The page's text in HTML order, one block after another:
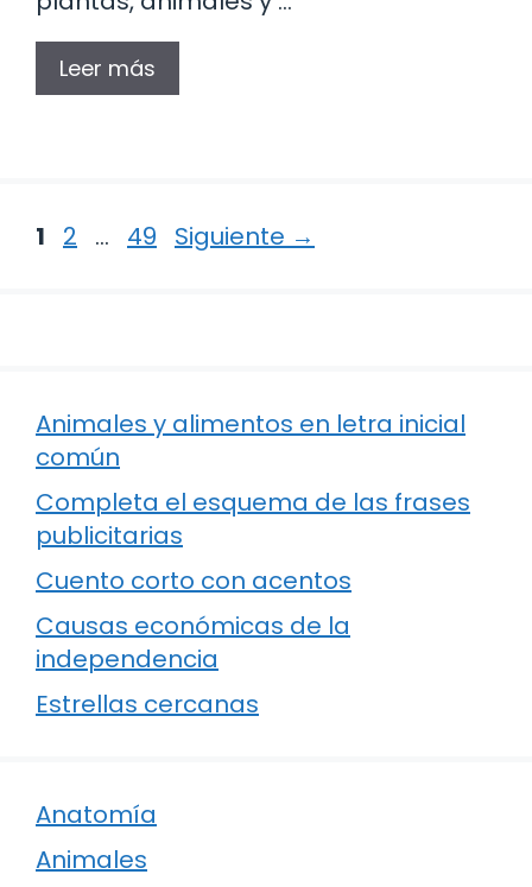
Leer más
Página
1 Página
2 … Página
49 Siguiente →
Animales y alimentos en letra inicial
común
Completa el esquema de las frases
publicitarias
Cuento corto con acentos
Causas económicas de la
independencia
Estrellas cercanas
Anatomía
Animales